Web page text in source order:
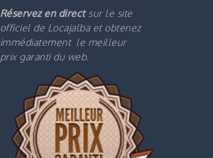
Réservez en directsur le site
officiel de Locajalba et obtenez
immédiatement le meilleur
prix garanti du web.